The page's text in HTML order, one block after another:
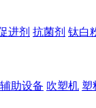
进剂 抗菌剂 钛白
助设备 吹塑机 塑